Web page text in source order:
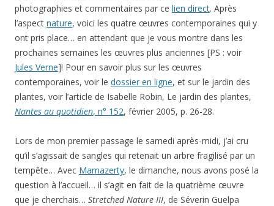
photographies et commentaires par ce lien direct. Après
l’aspect nature, voici les quatre œuvres contemporaines qui y
ont pris place… en attendant que je vous montre dans les
prochaines semaines les œuvres plus anciennes [PS : voir
Jules Verne]! Pour en savoir plus sur les œuvres
contemporaines, voir le dossier en ligne, et sur le jardin des
plantes, voir l’article de Isabelle Robin, Le jardin des plantes,
Nantes au quotidien, n° 152, février 2005, p. 26-28.
Lors de mon premier passage le samedi après-midi, j’ai cru
qu’il s’agissait de sangles qui retenait un arbre fragilisé par un
tempête… Avec Mamazerty, le dimanche, nous avons posé la
question à l’accueil… il s’agit en fait de la quatrième œuvre
que je cherchais… Stretched Nature III, de Séverin Guelpa